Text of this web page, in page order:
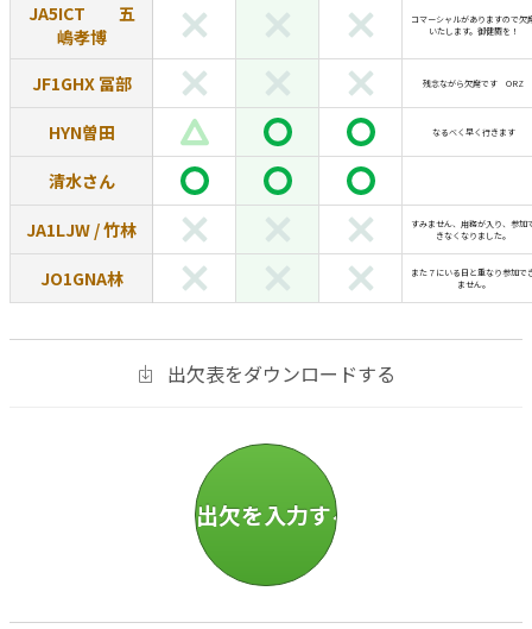
JA5ICT 五
嶋孝博
コマーシャルがありますので欠
いたします。御健闘を！
JF1GHX 冨部 残念ながら欠席です ORZ
HYN曽田 なるべく早く行きます
清水さん
JA1LJW / 竹林
すみません、用務が入り、参加
きなくなりました。
JO1GNA林
また７にいる日と重なり参加で
ません。
出欠表をダウンロードする